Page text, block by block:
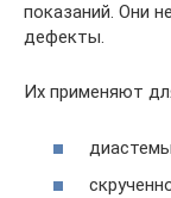
показаний. Они
дефекты.
Их применяют